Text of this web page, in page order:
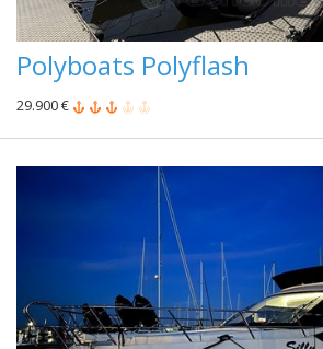
Polyboats Polyflash
29.900 €